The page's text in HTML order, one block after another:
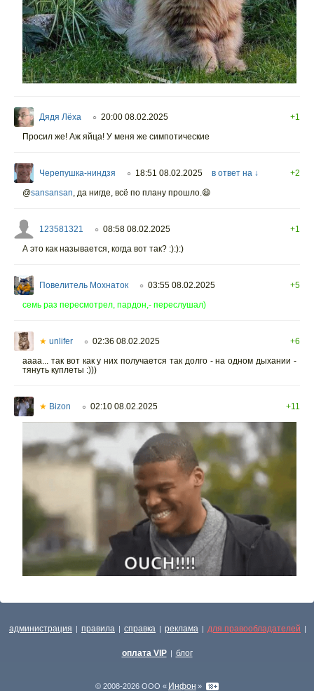
Дядя Лёха ○ 20:00 08.02.2025
+1
Просил же! Аж яйца! У меня же симпотические
Черепушка-ниндзя ○ 18:51 08.02.2025 в ответ на ↓
+2
@sansansan, да нигде, всë по плану прошло.😄
123581321 ○ 08:58 08.02.2025
+1
А это как называется, когда вот так? :):):)
Повелитель Мохнаток ○ 03:55 08.02.2025
+5
семь раз пересмотрел, пардон,- переслушал)
★ unlifer ○ 02:36 08.02.2025
+6
аааа... так вот как у них получается так долго - на одном дыхании -
тянуть куплеты :)))
★ Bizon ○ 02:10 08.02.2025 +11
администрация | правила | справка | реклама | для правообладателей |
оплата VIP | блог
© 2008-2026 ООО « Инфон »